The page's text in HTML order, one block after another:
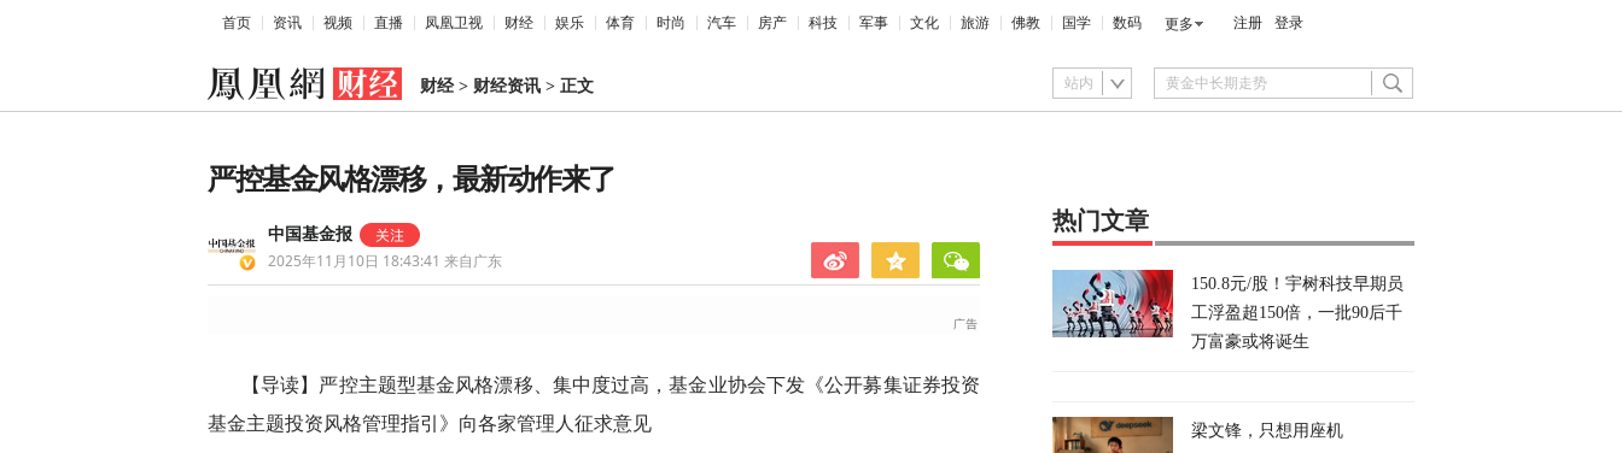
首页 资讯 视频 直播 凤凰卫视 财经 娱乐 体育 时尚 汽车 房产 科技 军事 文化 旅游 佛教 国学 数码 更多 注册 登录
财经> 财经资讯 > 正文 站内
严控基金风格漂移，最新动作来了
中国基金报
2025年11月10日 18:43:41 来自广东
【导读】严控主题型基金风格漂移、集中度过高，基金业协会下发《公开募集证券投资
基金主题投资风格管理指引》向各家管理人征求意见
热门文章
150.8元/股！宇树科技早期员
工浮盈超150倍，一批90后千
万富豪或将诞生
梁文锋，只想用座机